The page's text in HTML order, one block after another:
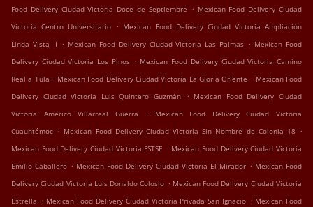
Food Delivery Ciudad Victoria Doce de Septiembre . Mexican Food Delivery Ciudad
Victoria Centro Universitario . Mexican Food Delivery Ciudad Victoria Ampliación
Linda Vista II . Mexican Food Delivery Ciudad Victoria Las Palmas . Mexican Food
Delivery Ciudad Victoria Los Pinos . Mexican Food Delivery Ciudad Victoria Camino
Real a Tula . Mexican Food Delivery Ciudad Victoria La Gloria Oriente . Mexican Food
Delivery Ciudad Victoria Luis Quintero Guzmán
. Mexican Food Delivery Ciudad
Victoria Américo Villarreal Guerra
.
Mexican Food Delivery Ciudad Victoria
Cuauhtémoc . Mexican Food Delivery Ciudad Victoria Sin Nombre de Colonia 18 .
Mexican Food Delivery Ciudad Victoria FSTSE . Mexican Food Delivery Ciudad Victoria
Emilio Caballero . Mexican Food Delivery Ciudad Victoria El Mirador . Mexican Food
Delivery Ciudad Victoria Luis Donaldo Colosio . Mexican Food Delivery Ciudad Victoria
Estrella . Mexican Food Delivery Ciudad Victoria Privada San Ignacio . Mexican Food